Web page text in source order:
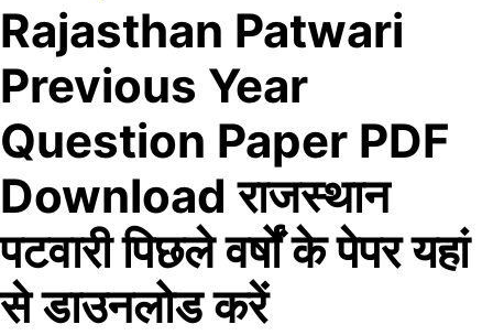
Rajasthan Patwari
Previous Year
Question Paper PDF
Download राजस्थान
पटवारी पिछले वर्षों के पेपर यहां
से डाउनलोड करें